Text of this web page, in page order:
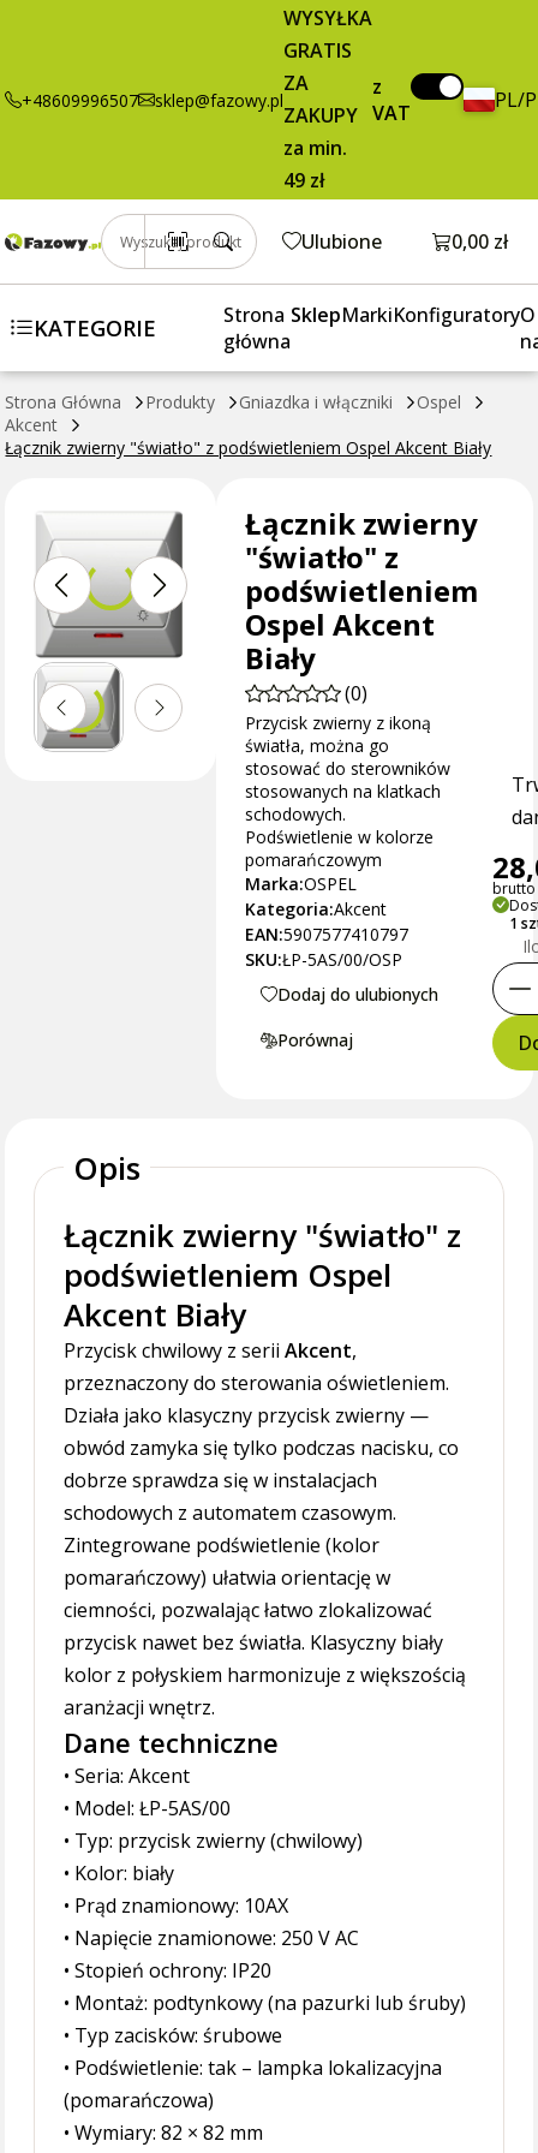
+48609996507 sklep@fazowy.pl
WYSYŁKA
GRATIS
ZA
ZAKUPY
za min.
49 zł
z
VAT
PL/
Wyszukaj produkt Ulubione Otwórz
0,00 zł
KATEGORIE
Strona
główna
SklepMarkiKonfiguratoryO
Strona Główna Produkty Gniazdka i włączniki
Ospel
Akcent
Łącznik zwierny "światło" z podświetleniem Ospel Akcent Biały
Biały
brutto / szt. Dodaj do koszyka
Łącznik zwierny
"światło" z
podświetleniem
Ospel Akcent
Biały
(0)
Przycisk zwierny z ikoną
światła, można go
stosować do sterowników
stosowanych na klatkach
schodowych.
Podświetlenie w kolorze
pomarańczowym
Marka:OSPEL
Kategoria:Akcent
EAN:5907577410797
SKU:ŁP-5AS/00/OSP
Dodaj do ulubionych
Porównaj
brutto
1
Opis
Łącznik zwierny "światło" z
podświetleniem Ospel
Akcent Biały
Przycisk chwilowy z seriiAkcent,
przeznaczony do sterowania oświetleniem.
Działa jako klasyczny przycisk zwierny —
obwód zamyka się tylko podczas nacisku, co
dobrze sprawdza się w instalacjach
schodowych z automatem czasowym.
Zintegrowane podświetlenie (kolor
pomarańczowy) ułatwia orientację w
ciemności, pozwalając łatwo zlokalizować
przycisk nawet bez światła. Klasyczny biały
kolor z połyskiem harmonizuje z większością
aranżacji wnętrz.
Dane techniczne
• Seria: Akcent
• Model: ŁP-5AS/00
• Typ: przycisk zwierny (chwilowy)
• Kolor: biały
• Prąd znamionowy: 10AX
• Napięcie znamionowe: 250 V AC
• Stopień ochrony: IP20
• Montaż: podtynkowy (na pazurki lub śruby)
• Typ zacisków: śrubowe
• Podświetlenie: tak – lampka lokalizacyjna
(pomarańczowa)
• Wymiary: 82 × 82 mm